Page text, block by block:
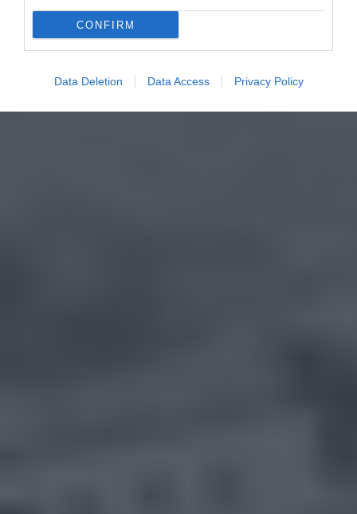
CONFIRM
Data Deletion Data Access Privacy Policy